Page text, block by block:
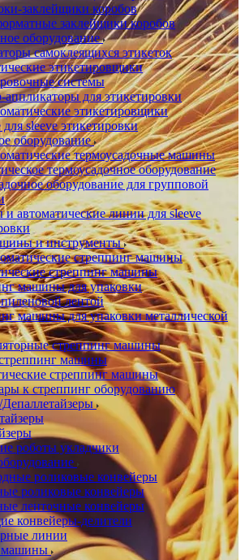
заклейщики коробов
заклейщики коробов
оборудование
самоклеящихся этикеток
этикетировщики
системы
для этикетировки
этикетировщики
sleeve этикетировки
оборудование
термоусадочные машины
термоусадочное оборудование
оборудование для групповой
автоматические линии для sleeve
и инструменты
стреппинг машины
стреппинг машины
машины для упаковки
лентой
машины для упаковки металлической
стреппинг машины
машины
стреппинг машины
к стреппинг оборудованию
роботы укладчики
роликовые конвейеры
роликовые конвейеры
ленточные конвейеры
конвейеры-делители
линии
машины